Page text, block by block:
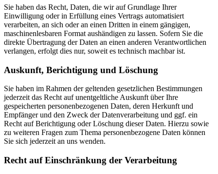
Sie haben das Recht, Daten, die wir auf Grundlage Ihrer
Einwilligung oder in Erfüllung eines Vertrags automatisiert
verarbeiten, an sich oder an einen Dritten in einem gängigen,
maschinenlesbaren Format aushändigen zu lassen. Sofern Sie die
direkte Übertragung der Daten an einen anderen Verantwortlichen
verlangen, erfolgt dies nur, soweit es technisch machbar ist.
Auskunft, Berichtigung und Löschung
Sie haben im Rahmen der geltenden gesetzlichen Bestimmungen
jederzeit das Recht auf unentgeltliche Auskunft über Ihre
gespeicherten personenbezogenen Daten, deren Herkunft und
Empfänger und den Zweck der Datenverarbeitung und ggf. ein
Recht auf Berichtigung oder Löschung dieser Daten. Hierzu sowie
zu weiteren Fragen zum Thema personenbezogene Daten können
Sie sich jederzeit an uns wenden.
Recht auf Einschränkung der Verarbeitung